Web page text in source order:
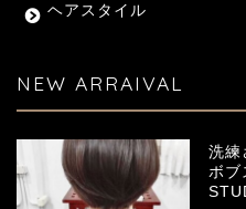
ヘアスタイル
NEW ARRAIVAL
洗練
ボブ